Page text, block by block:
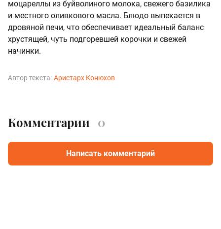
моцареллы из буйволиного молока, свежего базилика
и местного оливкового масла. Блюдо выпекается в
дровяной печи, что обеспечивает идеальный баланс
хрустящей, чуть подгоревшей корочки и свежей
начинки.
Автор текста: Аристарх Конюхов
Комментарии 0
Написать комментарий